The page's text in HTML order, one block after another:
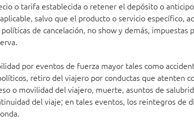
o tarifa establecida o retener el depósito o
salvo que el producto o servicio específico,
de cancelación, no show y demás,
por eventos de fuerza mayor tales como
retiro del viajero por conductas que atenten
o movilidad del viajero, muerte, asuntos de
del viaje; en tales eventos, los reintegros de